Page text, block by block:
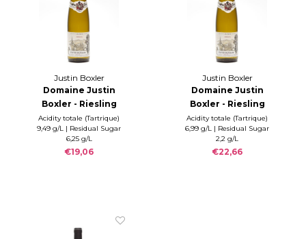
Justin Boxler
Domaine Justin
Boxler - Riesling
2021
Acidity totale (Tartrique)
9,49 g/L | Residual Sugar
6,25 g/L
€19,06
Justin Boxler
Domaine Justin
Boxler - Riesling
2022
Acidity totale (Tartrique)
6,99 g/L | Residual Sugar
2,2 g/L
€22,66